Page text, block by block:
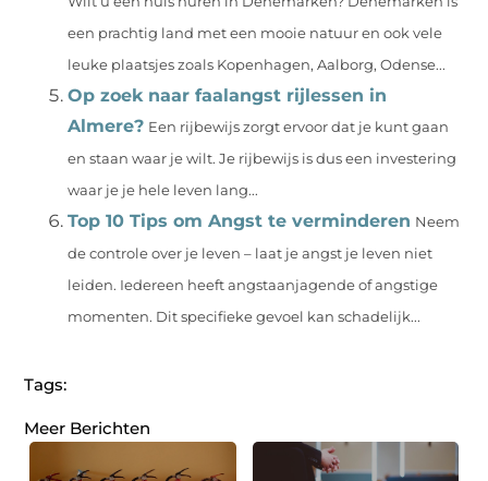
een prachtig land met een mooie natuur en ook vele
leuke plaatsjes zoals Kopenhagen, Aalborg, Odense...
Op zoek naar faalangst rijlessen in
Almere? Een rijbewijs zorgt ervoor dat je kunt gaan
en staan waar je wilt. Je rijbewijs is dus een investering
waar je je hele leven lang...
Top 10 Tips om Angst te verminderen Neem
de controle over je leven – laat je angst je leven niet
leiden. Iedereen heeft angstaanjagende of angstige
momenten. Dit specifieke gevoel kan schadelijk...
Tags:
Meer Berichten